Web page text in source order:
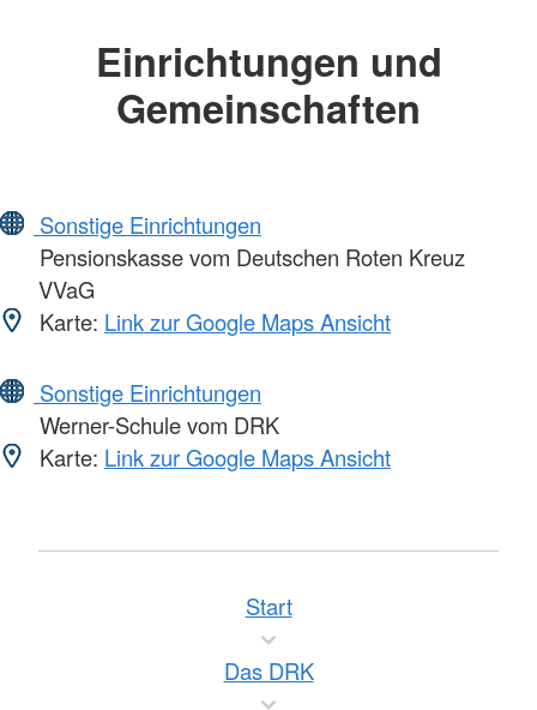
Einrichtungen und
Gemeinschaften
Sonstige Einrichtungen
Pensionskasse vom Deutschen Roten Kreuz
VVaG
Karte: Link zur Google Maps Ansicht
Sonstige Einrichtungen
Werner-Schule vom DRK
Karte: Link zur Google Maps Ansicht
Start
Das DRK